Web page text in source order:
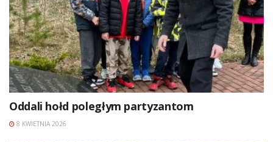
Oddali hołd poległym partyzantom
8 KWIETNIA 2026